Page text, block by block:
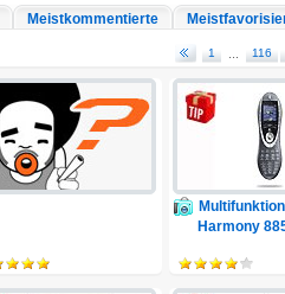
Meistkommentierte
1 116
Harmony